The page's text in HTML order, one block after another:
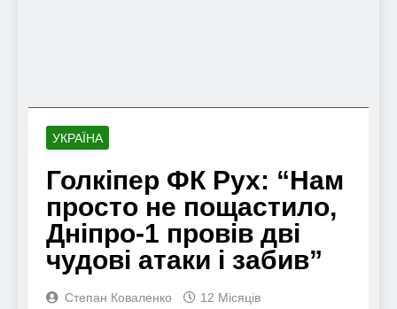
УКРАЇНА
Голкіпер ФК Рух: “Нам
просто не пощастило,
Дніпро-1 провів дві
чудові атаки і забив”
Степан Коваленко
12 Місяців